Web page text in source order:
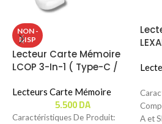
NON -
DISP
Lecteur Carte Mémoire
LCOP 3-In-1 ( Type-C /
SD / MicroSD )
Lecteurs Carte Mémoire
5.500DA
Caractéristiques De Produit:
A et